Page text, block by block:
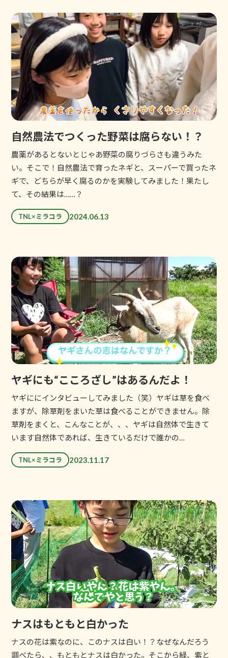
自然農法でつくった野菜は腐らない！？
農薬があるとないとじゃあ野菜の腐りづらさも違うみた
い。そこで！自然農法で育ったネギと、スーパーで買ったネ
ギで、どちらが早く腐るのかを実験してみました！果たし
て、その結果は……？
TNL×ミラコラ 2024.06.13
ヤギにも“こころざし”はあるんだよ！
ヤギににインタビューしてみました（笑）ヤギは草を食べ
ますが、除草剤をまいた草は食べることができません。除
草剤をまくと、こんなことが、、、ヤギは自然体で生きて
います自然体であれば、生きているだけで誰かの…
TNL×ミラコラ 2023.11.17
ナスはもともと白かった
ナスの花は紫なのに、このナスは白い！？なぜなんだろう
調べたら、、もともとナスは白かった。そこから緑、紫と